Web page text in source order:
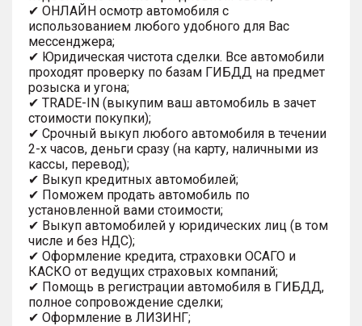
✔ ОНЛАЙН осмотр автомобиля с
использованием любого удобного для Вас
мессенджера;
✔ Юридическая чистота сделки. Все автомобили
проходят проверку по базам ГИБДД на предмет
розыска и угона;
✔ TRADE-IN (выкупим ваш автомобиль в зачет
стоимости покупки);
✔ Срочный выкуп любого автомобиля в течении
2-х часов, деньги сразу (на карту, наличными из
кассы, перевод);
✔ Выкуп кредитных автомобилей;
✔ Поможем продать автомобиль по
установленной вами стоимости;
✔ Выкуп автомобилей у юридических лиц (в том
числе и без НДС);
✔ Оформление кредита, страховки ОСАГО и
КАСКО от ведущих страховых компаний;
✔ Помощь в регистрации автомобиля в ГИБДД,
полное сопровождение сделки;
✔ Оформление в ЛИЗИНГ;